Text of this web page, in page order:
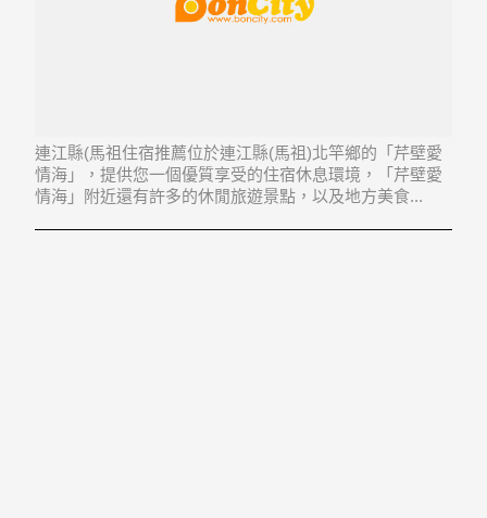
連江縣(馬祖住宿推薦位於連江縣(馬祖)北竿鄉的「芹壁愛
情海」，提供您一個優質享受的住宿休息環境，「芹壁愛
情海」附近還有許多的休閒旅遊景點，以及地方美食...